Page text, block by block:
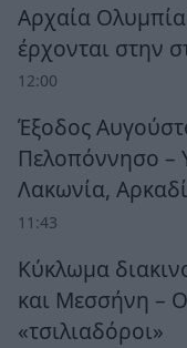
Αρχαία
έρχονται στην
12:00
Έξοδος
Πελοπόννησο –
Λακωνία,
11:43
Κύκλωμα
και Μεσσήνη –
«τσιλιαδόροι»